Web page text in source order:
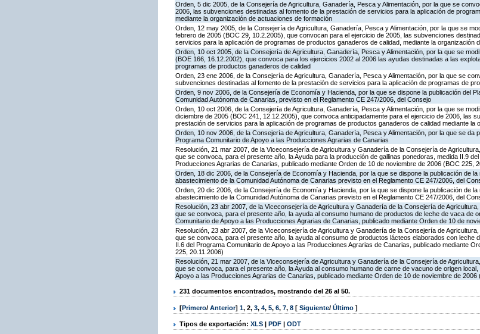
Orden, 5 dic 2005, de la Consejería de Agricultura, Ganadería, Pesca y Alimentación, por la que se
2006, las subvenciones destinadas al fomento de la prestación de servicios para la aplicación de
mediante la organización de actuaciones de formación
Orden, 12 may 2005, de la Consejería de Agricultura, Ganadería, Pesca y Alimentación, por la que se
febrero de 2005 (BOC 29, 10.2.2005), que convocan para el ejercicio de 2005, las subvenciones
servicios para la aplicación de programas de productos ganaderos de calidad, mediante la organización
Orden, 10 oct 2005, de la Consejería de Agricultura, Ganadería, Pesca y Alimentación, por la que se
(BOE 166, 16.12.2002), que convoca para los ejercicios 2002 al 2006 las ayudas destinadas a las
programas de productos ganaderos de calidad
Orden, 23 ene 2006, de la Consejería de Agricultura, Ganadería, Pesca y Alimentación, por la que se
subvenciones destinadas al fomento de la prestación de servicios para la aplicación de programas de
Orden, 9 nov 2006, de la Consejería de Economía y Hacienda, por la que se dispone la publicación del
Comunidad Autónoma de Canarias, previsto en el Reglamento CE 247/2006, del Consejo
Orden, 10 oct 2006, de la Consejería de Agricultura, Ganadería, Pesca y Alimentación, por la que se
diciembre de 2005 (BOC 241, 12.12.2005), que convoca anticipadamente para el ejercicio de 2006, las
prestación de servicios para la aplicación de programas de productos ganaderos de calidad mediante la
Orden, 10 nov 2006, de la Consejería de Agricultura, Ganadería, Pesca y Alimentación, por la que se da
Programa Comunitario de Apoyo a las Producciones Agrarias de Canarias
Resolución, 21 mar 2007, de la Viceconsejería de Agricultura y Ganadería de la Consejería de
que se convoca, para el presente año, la Ayuda para la producción de gallinas ponedoras, medida II.9
Producciones Agrarias de Canarias, publicado mediante Orden de 10 de noviembre de 2006 (BOC 225,
Orden, 18 dic 2006, de la Consejería de Economía y Hacienda, por la que se dispone la publicación de
abastecimiento de la Comunidad Autónoma de Canarias previsto en el Reglamento CE 247/2006, del
Orden, 20 dic 2006, de la Consejería de Economía y Hacienda, por la que se dispone la publicación de
abastecimiento de la Comunidad Autónoma de Canarias previsto en el Reglamento CE 247/2006, del
Resolución, 23 abr 2007, de la Viceconsejería de Agricultura y Ganadería de la Consejería de
que se convoca, para el presente año, la ayuda al consumo humano de productos de leche de vaca de
Comunitario de Apoyo a las Producciones Agrarias de Canarias, publicado mediante Orden de 10 de
Resolución, 23 abr 2007, de la Viceconsejería de Agricultura y Ganadería de la Consejería de
que se convoca, para el presente año, la ayuda al consumo de productos lácteos elaborados con leche
II.6 del Programa Comunitario de Apoyo a las Producciones Agrarias de Canarias, publicado mediante
225, 20.11.2006)
Resolución, 21 mar 2007, de la Viceconsejería de Agricultura y Ganadería de la Consejería de
que se convoca, para el presente año, la Ayuda al consumo humano de carne de vacuno de origen
Apoyo a las Producciones Agrarias de Canarias, publicado mediante Orden de 10 de noviembre de 2006
231 documentos encontrados, mostrando del 26 al 50.
[Primero/ Anterior] 1, 2, 3, 4, 5, 6, 7, 8 [ Siguiente/ Último ]
Tipos de exportación: XLS | PDF | ODT